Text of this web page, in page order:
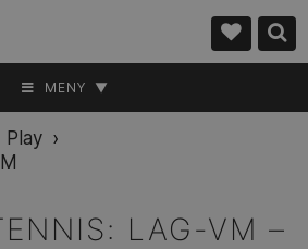
MENY ▼
Play ›
LAG-VM –